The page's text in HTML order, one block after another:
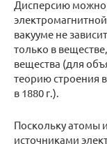
Дисперсию можно
электромагнитной
вакууме не
только в
вещества (для
теорию строения
в 1880 г.).
Поскольку атомы
источниками